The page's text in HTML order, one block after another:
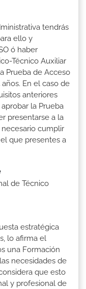
tendrás
ello y
ó haber
Técnico Auxiliar
Prueba de Acceso
En el caso de
anteriores
la Prueba
presentarse a la
cumplir
que presentes a
de Técnico
estratégica
lo afirma el
una Formación
necesidades de
que esto
y profesional de